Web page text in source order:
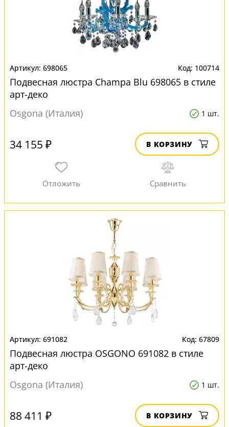
698065 100714
Подвесная люстра Champa Blu 698065 в стиле
арт-деко
Osgona (Италия)
1 шт.
34 155 ₽ В КОРЗИНУ
691082 67809
Подвесная люстра OSGONO 691082 в стиле
арт-деко
Osgona (Италия)
1 шт.
88 411 ₽ В КОРЗИНУ